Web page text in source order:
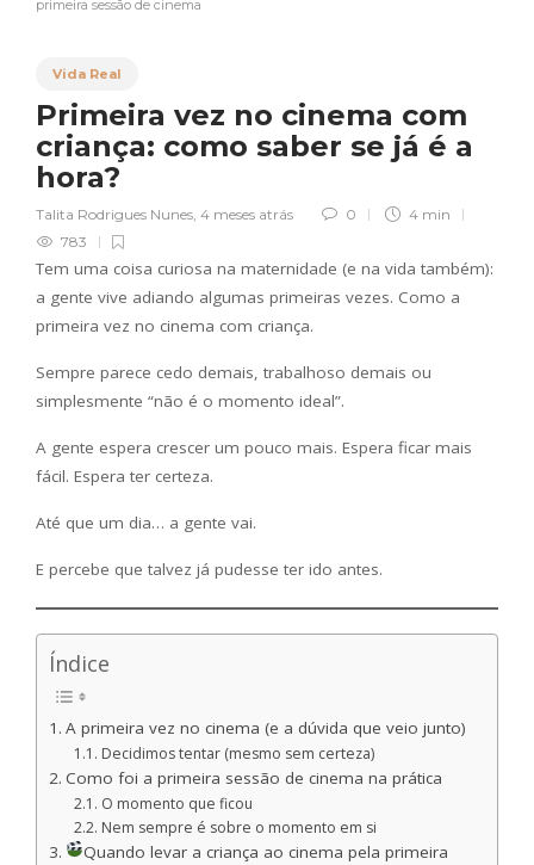
primeira sessão de cinema
Vida Real
Primeira vez no cinema com
criança: como saber se já é a
hora?
Talita Rodrigues Nunes, 4 meses atrás 0
4 min
783
Tem uma coisa curiosa na maternidade (e na vida também):
a gente vive adiando algumas primeiras vezes. Como a
primeira vez no cinema com criança.
Sempre parece cedo demais, trabalhoso demais ou
simplesmente “não é o momento ideal”.
A gente espera crescer um pouco mais. Espera ficar mais
fácil. Espera ter certeza.
Até que um dia… a gente vai.
E percebe que talvez já pudesse ter ido antes.
Índice
A primeira vez no cinema (e a dúvida que veio junto)
Decidimos tentar (mesmo sem certeza)
Como foi a primeira sessão de cinema na prática
O momento que ficou
Nem sempre é sobre o momento em si
Quando levar a criança ao cinema pela primeira